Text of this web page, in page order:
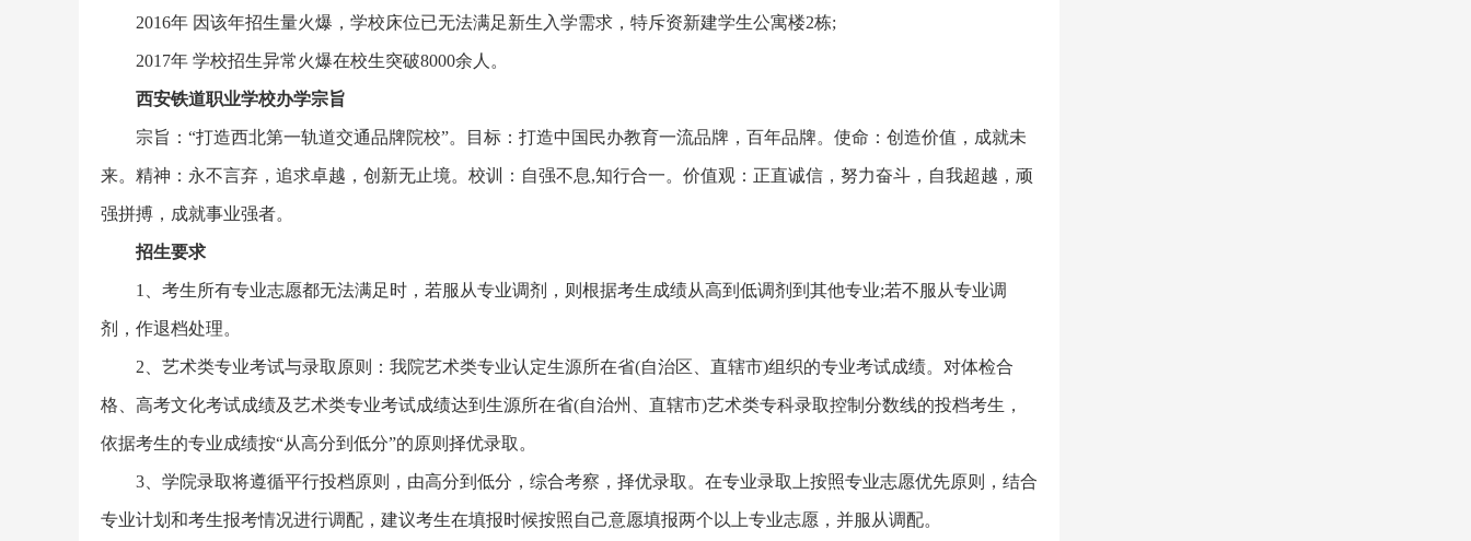
2016年 因该年招生量火爆，学校床位已无法满足新生入学需求，特斥资新建学生公寓楼2栋;
2017年 学校招生异常火爆在校生突破8000余人。
西安铁道职业学校办学宗旨
宗旨：“打造西北第一轨道交通品牌院校”。目标：打造中国民办教育一流品牌，百年品牌。使命：创造价值，成就未
来。精神：永不言弃，追求卓越，创新无止境。校训：自强不息,知行合一。价值观：正直诚信，努力奋斗，自我超越，顽
强拼搏，成就事业强者。
招生要求
1、考生所有专业志愿都无法满足时，若服从专业调剂，则根据考生成绩从高到低调剂到其他专业;若不服从专业调
剂，作退档处理。
2、艺术类专业考试与录取原则：我院艺术类专业认定生源所在省(自治区、直辖市)组织的专业考试成绩。对体检合
格、高考文化考试成绩及艺术类专业考试成绩达到生源所在省(自治州、直辖市)艺术类专科录取控制分数线的投档考生，
依据考生的专业成绩按“从高分到低分”的原则择优录取。
3、学院录取将遵循平行投档原则，由高分到低分，综合考察，择优录取。在专业录取上按照专业志愿优先原则，结合
专业计划和考生报考情况进行调配，建议考生在填报时候按照自己意愿填报两个以上专业志愿，并服从调配。